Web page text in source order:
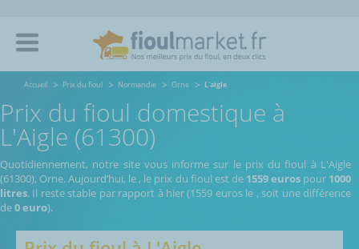
Accueil Prix du fioul Normandie Orne L'aigle
Prix du fioul domestique à
L'Aigle (61300)
Quotidiennement, notre site vous informe sur le prix du fioul à L'Aigle
(61300), Orne.Aujourd’hui, le, le prix du fioul est de 1559 eurospour 1000
litres. Il reste stable par rapport à hier (1559 euros le , soit une différence
de0 euro).